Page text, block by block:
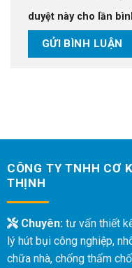
duyệt này cho lần
CÔNG TY TNHH CƠ
THỊNH
Chuyên:tư vấn thiết
lý hút bụi công nghiệp,
chữa nhà, chống thấm